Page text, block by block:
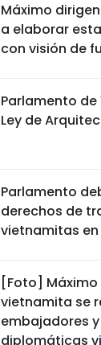
Máximo
a elaborar
con visión de
Parlamento
Ley de
Parlamento
derechos de
vietnamitas
[Foto]
vietnamita se
embajadores
diplomáticas